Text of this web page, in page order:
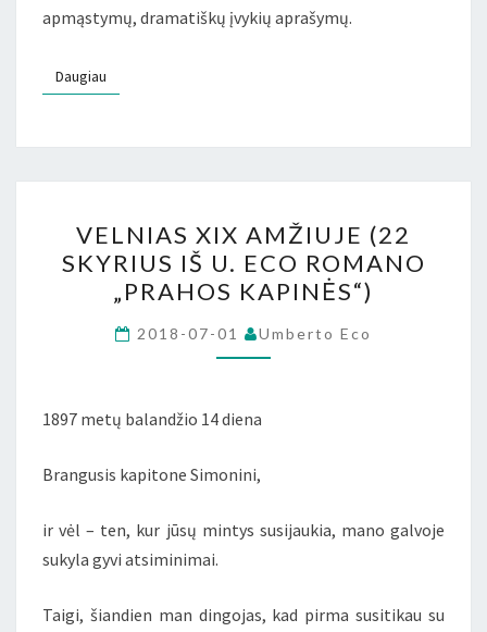
apmąstymų, dramatiškų įvykių aprašymų.
Daugiau
XIX
AMŽIUJE
(22
SKYRIUS
IŠ
ECO
„PRAHOS
VELNIAS XIX AMŽIUJE (22
SKYRIUS IŠ U. ECO ROMANO
„PRAHOS KAPINĖS“)
2018-07-01 Umberto Eco
1897 metų balandžio 14 diena
Brangusis kapitone Simonini,
ir vėl – ten, kur jūsų mintys susijaukia, mano galvoje
sukyla gyvi atsiminimai.
Taigi, šiandien man dingojas, kad pirma susitikau su